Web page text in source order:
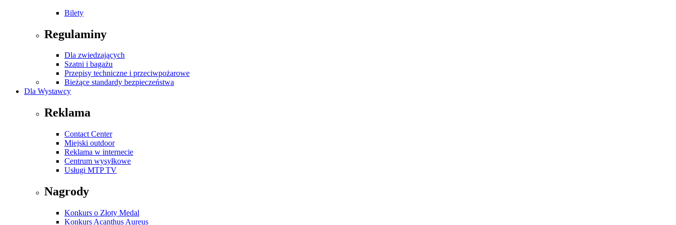
Bilety
Regulaminy
Dla zwiedzających
Szatni i bagażu
Przepisy techniczne i przeciwpożarowe
Bieżące standardy bezpieczeństwa
Dla Wystawcy
Reklama
Contact Center
Miejski outdoor
Reklama w internecie
Centrum wysyłkowe
Usługi MTP TV
Nagrody
Konkurs o Złoty Medal
Konkurs Acanthus Aureus